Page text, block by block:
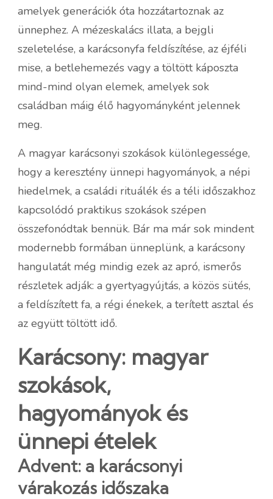
amelyek generációk óta hozzátartoznak az
ünnephez. A mézeskalács illata, a bejgli
szeletelése, a karácsonyfa feldíszítése, az éjféli
mise, a betlehemezés vagy a töltött káposzta
mind-mind olyan elemek, amelyek sok
családban máig élő hagyományként jelennek
meg.
A magyar karácsonyi szokások különlegessége,
hogy a keresztény ünnepi hagyományok, a népi
hiedelmek, a családi rituálék és a téli időszakhoz
kapcsolódó praktikus szokások szépen
összefonódtak bennük. Bár ma már sok mindent
modernebb formában ünneplünk, a karácsony
hangulatát még mindig ezek az apró, ismerős
részletek adják: a gyertyagyújtás, a közös sütés,
a feldíszített fa, a régi énekek, a terített asztal és
az együtt töltött idő.
Karácsony: magyar
szokások,
hagyományok és
ünnepi ételek
Advent: a karácsonyi
várakozás időszaka